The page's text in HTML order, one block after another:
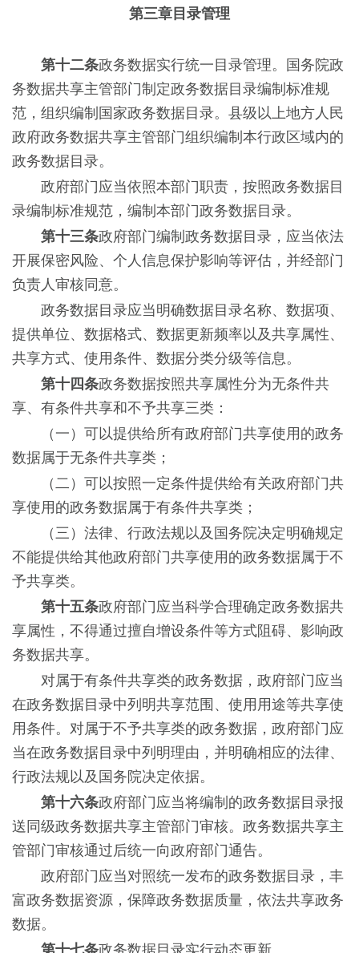
第三章目录管理
第十二条政务数据实行统一目录管理。国务院政
务数据共享主管部门制定政务数据目录编制标准规
范，组织编制国家政务数据目录。县级以上地方人民
政府政务数据共享主管部门组织编制本行政区域内的
政务数据目录。
政府部门应当依照本部门职责，按照政务数据目
录编制标准规范，编制本部门政务数据目录。
第十三条政府部门编制政务数据目录，应当依法
开展保密风险、个人信息保护影响等评估，并经部门
负责人审核同意。
政务数据目录应当明确数据目录名称、数据项、
提供单位、数据格式、数据更新频率以及共享属性、
共享方式、使用条件、数据分类分级等信息。
第十四条政务数据按照共享属性分为无条件共
享、有条件共享和不予共享三类：
（一）可以提供给所有政府部门共享使用的政务
数据属于无条件共享类；
（二）可以按照一定条件提供给有关政府部门共
享使用的政务数据属于有条件共享类；
（三）法律、行政法规以及国务院决定明确规定
不能提供给其他政府部门共享使用的政务数据属于不
予共享类。
第十五条政府部门应当科学合理确定政务数据共
享属性，不得通过擅自增设条件等方式阻碍、影响政
务数据共享。
对属于有条件共享类的政务数据，政府部门应当
在政务数据目录中列明共享范围、使用用途等共享使
用条件。对属于不予共享类的政务数据，政府部门应
当在政务数据目录中列明理由，并明确相应的法律、
行政法规以及国务院决定依据。
第十六条政府部门应当将编制的政务数据目录报
送同级政务数据共享主管部门审核。政务数据共享主
管部门审核通过后统一向政府部门通告。
政府部门应当对照统一发布的政务数据目录，丰
富政务数据资源，保障政务数据质量，依法共享政务
数据。
第十七条政务数据目录实行动态更新。